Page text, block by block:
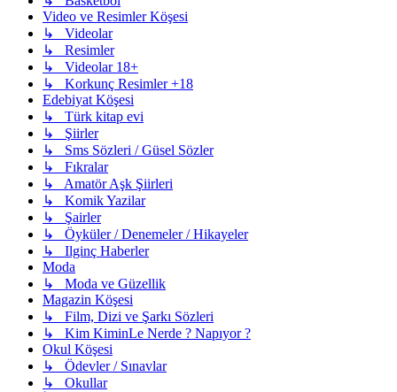
Video ve Resimler Köşesi
↳ Videolar
↳ Resimler
↳ Videolar 18+
↳ Korkunç Resimler +18
Edebiyat Köşesi
↳ Türk kitap evi
↳ Şiirler
↳ Sms Sözleri / Güsel Sözler
↳ Fıkralar
↳ Amatör Aşk Şiirleri
↳ Komik Yazilar
↳ Şairler
↳ Öyküler / Denemeler / Hikayeler
↳ Ilginç Haberler
Moda
↳ Moda ve Güzellik
Magazin Köşesi
↳ Film, Dizi ve Şarkı Sözleri
↳ Kim KiminLe Nerde ? Napıyor ?
Okul Köşesi
↳ Ödevler / Sınavlar
↳ Okullar